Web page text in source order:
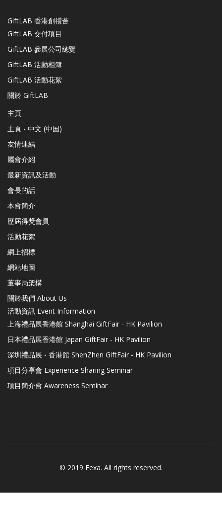
GiftLAB 香港創禮薈
GiftLAB 交付項目
GiftLAB 參展公司總覽
GiftLAB 活動相簿
GiftLAB 活動花絮
關於 GiftLAB
主頁
主頁 - 中文 (中国)
友情連結
屬會介紹
最新資訊及活動
會長的話
本會簡介
歷屆得獎會員
活動花絮
網上招標
網站地圖
董事局架構
關於我們 About Us
活動資訊 Event Information
上海禮品展香港館 Shanghai GiftFair - HK Pavilion
日本禮品展香港館 Japan GiftFair - HK Pavilion
深圳禮品展 - 香港館 ShenZhen GiftFair - HK Pavilion
項目分享會 Experience Sharing Seminar
項目簡介會 Awareness Seminar
© 2019 Fexa. All rights reserved.